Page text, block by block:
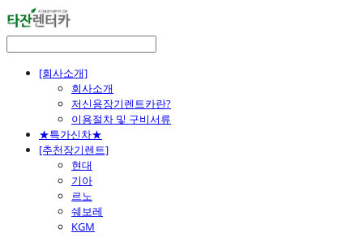
[회사소개]
회사소개
저신용장기렌트카란?
이용절차 및 구비서류
★특가신차★
[추천장기렌트]
현대
기아
르노
쉐보레
KGM